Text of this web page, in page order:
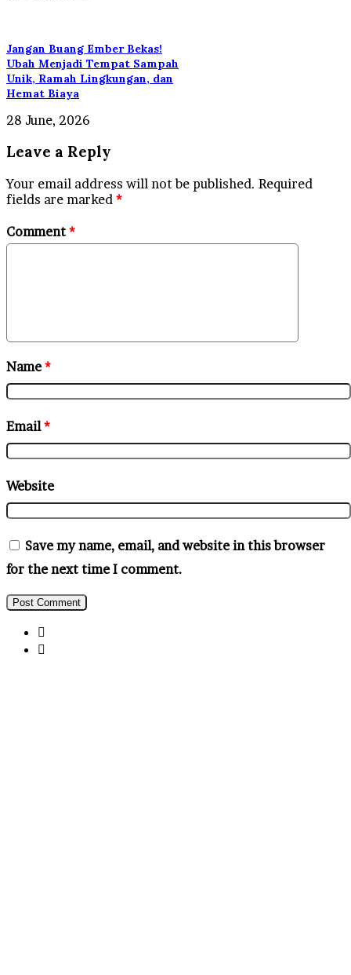
Jangan Buang Ember Bekas!
Ubah Menjadi Tempat Sampah
Unik, Ramah Lingkungan, dan
Hemat Biaya
28 June, 2026
Leave a Reply
Your email address will not be published. Required
fields are marked *
Comment *
Name*
Email*
Website
Save my name, email, and website in this browser
for the next time I comment.